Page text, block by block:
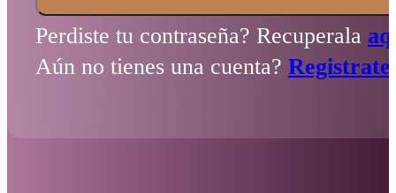
Perdiste tu contraseña? Recuperala
Aún no tienes una cuenta?